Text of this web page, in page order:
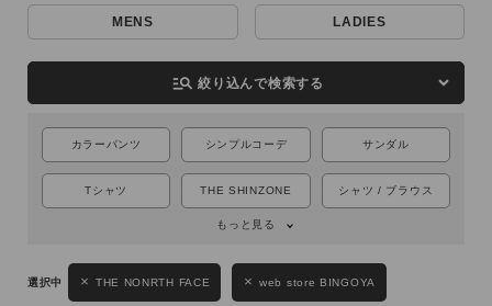
MENS LADIES
manage_search 絞り込んで検索する
カラーパンツ シンプルコーデ サンダル
Tシャツ THE SHINZONE シャツ / ブラウス
もっと見る
THE NONRTH FACE web store BINGOYA